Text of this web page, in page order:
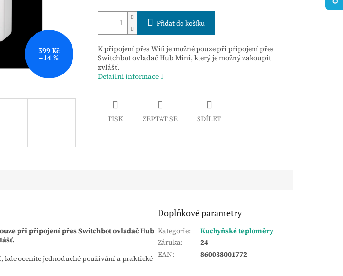
399 Kč
–14 %
Přidat do košíku
K připojení přes Wifi je možné pouze při připojení přes
Switchbot ovladač Hub Mini, který je možný zakoupit
zvlášť.
Detailní informace
TISK ZEPTAT SE SDÍLET
při připojení přes Switchbot ovladač Hub
kde oceníte jednoduché používání a praktické
Doplňkové parametry
Kategorie:
Kuchyňské teploměry
Záruka:
24
EAN: 860038001772